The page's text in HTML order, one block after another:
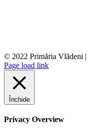
© 2022 Primăria Vlădeni |
Page load link
Închide
Privacy Overview